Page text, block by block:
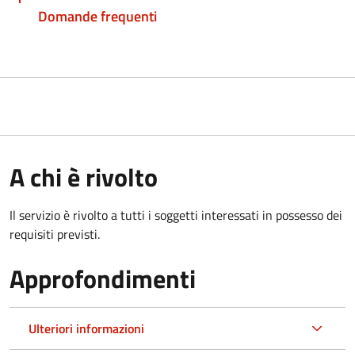
Domande frequenti
A chi è rivolto
Il servizio è rivolto a tutti i soggetti interessati in possesso dei
requisiti previsti.
Approfondimenti
Ulteriori informazioni